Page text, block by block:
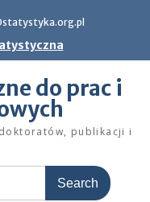
do prac i
publikacji i